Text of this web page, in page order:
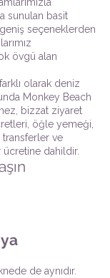
sunulan basit
geniş seçeneklerden
övgü alan
olarak deniz
Monkey Beach
bizzat ziyaret
öğle yemeği,
transferler ve
ücretine dahildir.
de aynıdır.